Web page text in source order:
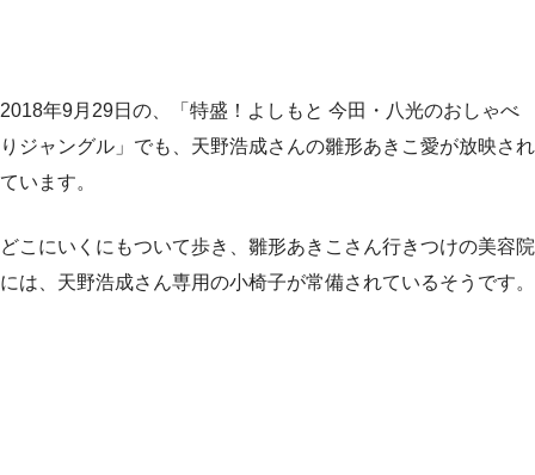
2018年9月29日の、「特盛！よしもと 今田・八光のおしゃべ
りジャングル」でも、天野浩成さんの雛形あきこ愛が放映され
ています。
どこにいくにもついて歩き、雛形あきこさん行きつけの美容院
には、天野浩成さん専用の小椅子が常備されているそうです。